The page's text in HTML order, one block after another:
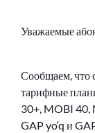
Уважаемые
Сообщаем, что
тарифные
30+, MOBI 40,
GAP yo‘q и